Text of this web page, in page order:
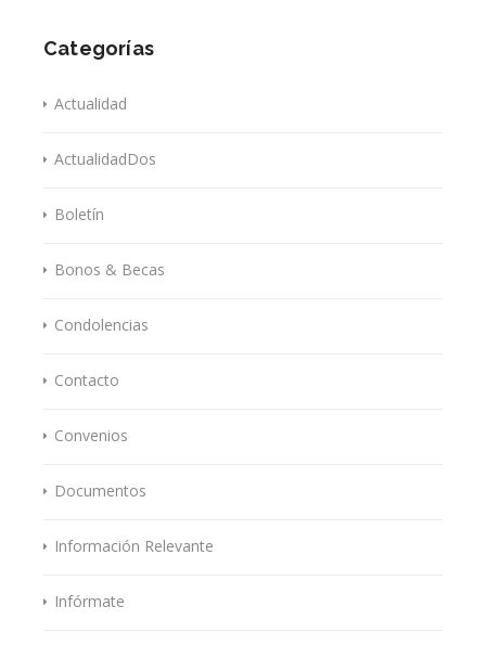
Categorías
Actualidad
ActualidadDos
Boletín
Bonos & Becas
Condolencias
Contacto
Convenios
Documentos
Información Relevante
Infórmate